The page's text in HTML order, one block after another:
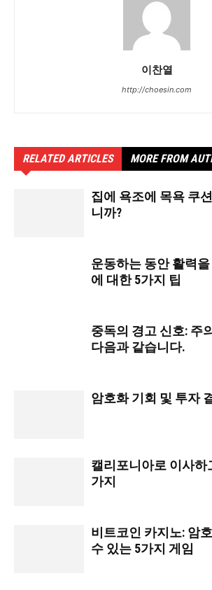
이찬열
http://choesin.com
RELATED ARTICLES MORE FROM
집에 욕조에 목욕 쿠
니까?
운동하는 동안 활력
에 대한 5가지 팁
중독의 경고 신호: 주
다음과 같습니다.
암호화 기회 및 투자
캘리포니아로 이사하
가지
비트코인 카지노: 암
수 있는 5가지 게임